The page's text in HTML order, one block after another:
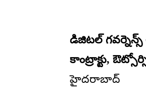
డిజిటల్
కాంట్రాక్టు,
హైదరాబాద్